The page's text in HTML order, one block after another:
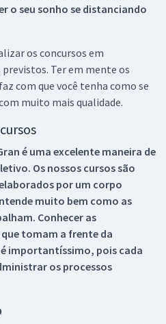
o seu sonho se distanciando
os concursos em
Ter em mente os
com que você tenha como se
muito mais qualidade.
é uma excelente maneira de
Os nossos cursos são
por um corpo
muito bem como as
Conhecer as
tomam a frente da
importantíssimo, pois cada
os processos